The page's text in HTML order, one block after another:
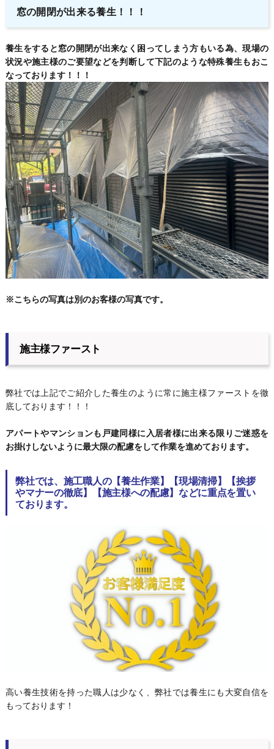
窓の開閉が出来る養生！！！
養生をすると窓の開閉が出来なく困ってしまう方もいる為、現場の
状況や施主様のご要望などを判断して下記のような特殊養生もおこ
なっております！！！
※こちらの写真は別のお客様の写真です。
施主様ファースト
弊社では上記でご紹介した養生のように常に施主様ファーストを徹
底しております！！！
アパートやマンションも戸建同様に入居者様に出来る限りご迷惑を
お掛けしないように最大限の配慮をして作業を進めております。
弊社では、施工職人の【養生作業】【現場清掃】【挨拶
やマナーの徹底】【施主様への配慮】などに重点を置い
ております。
高い養生技術を持った職人は少なく、弊社では養生にも大変自信を
もっております！